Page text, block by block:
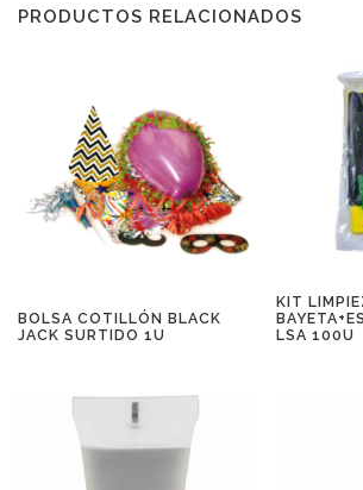
PRODUCTOS RELACIONADOS
BOLSA COTILLÓN BLACK
JACK SURTIDO 1U
KIT
LSA 100U